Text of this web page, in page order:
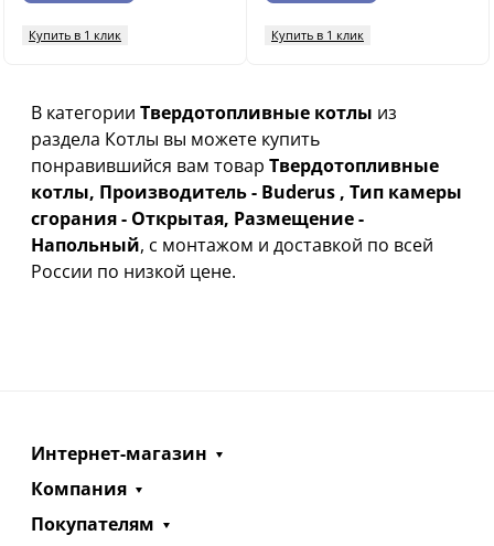
Купить в 1 клик Купить в 1 клик
В категории Твердотопливные котлы из
раздела Котлы вы можете купить
понравившийся вам товар Твердотопливные
котлы, Производитель - Buderus , Тип камеры
сгорания - Открытая, Размещение -
Напольный, с монтажом и доставкой по всей
России по низкой цене.
Интернет-магазин
Компания
Покупателям